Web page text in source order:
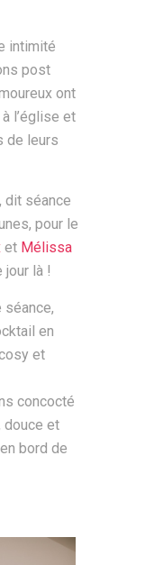
intimité
post
ont
l’église et
de leurs
dit séance
pour le
et Mélissa
jour là !
séance,
en
et
concocté
douce et
bord de